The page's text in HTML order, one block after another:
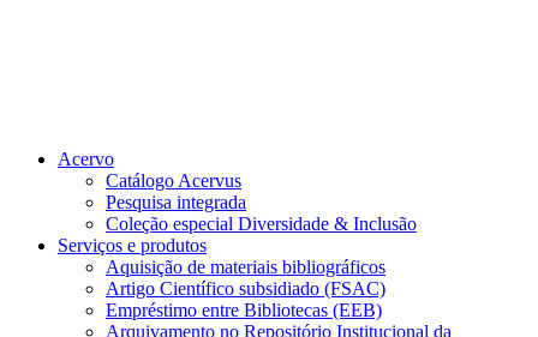
Acervo
Catálogo Acervus
Pesquisa integrada
Coleção especial Diversidade & Inclusão
Serviços e produtos
Aquisição de materiais bibliográficos
Artigo Científico subsidiado (FSAC)
Empréstimo entre Bibliotecas (EEB)
Arquivamento no Repositório Institucional da